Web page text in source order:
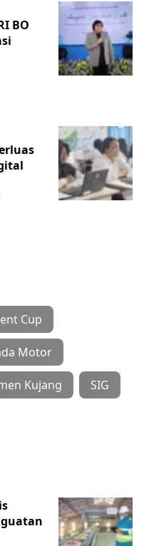
BO
Cup
Motor
Kujang SIG